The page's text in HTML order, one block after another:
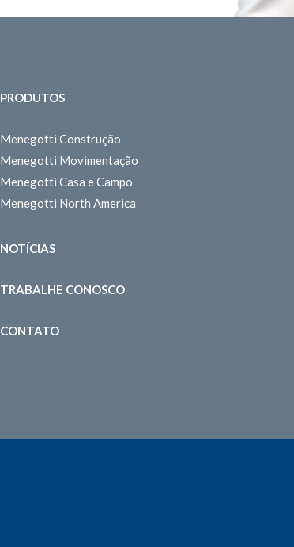
PRODUTOS
Menegotti Construção
Menegotti Movimentação
Menegotti Casa e Campo
Menegotti North America
NOTÍCIAS
TRABALHE CONOSCO
CONTATO